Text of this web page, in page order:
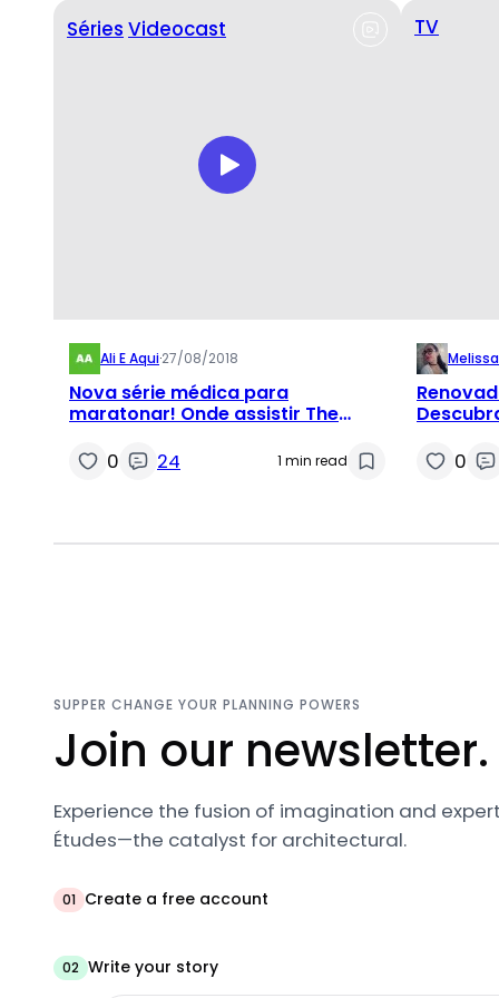
Séries Videocast
Ali E Aqui·27/08/2018
Nova série médica para
maratonar! Onde assistir The
0 24 1 min read
TV
0
SUPPER CHANGE YOUR PLANNING POWERS
Join our newsletter.
Experience the fusion of imagination and
Études—the catalyst for architectural.
01 Create a free account
02 Write your story